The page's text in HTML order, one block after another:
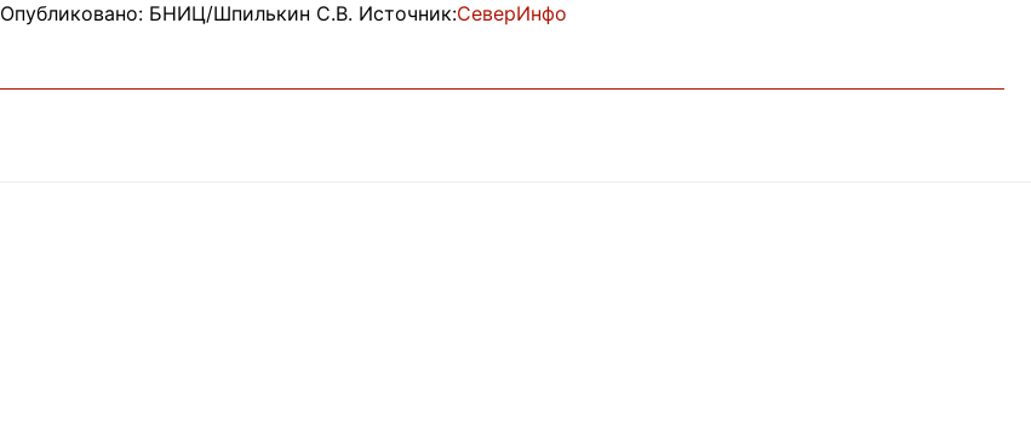
Опубликовано: БНИЦ/Шпилькин С.В. Источник:СеверИнфо